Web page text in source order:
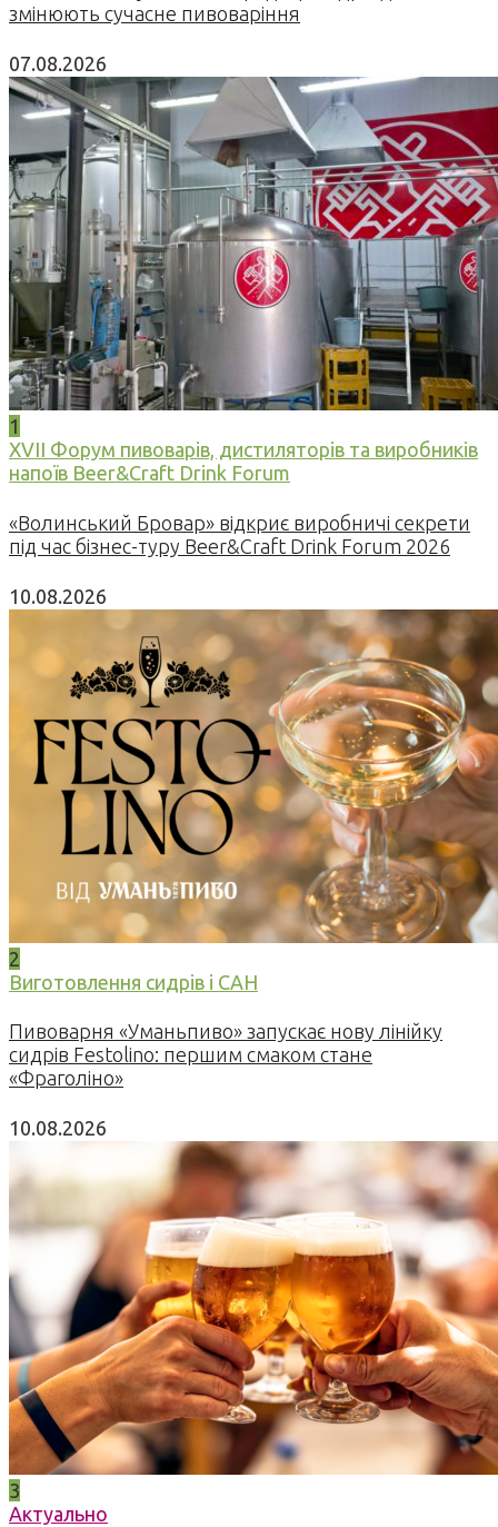
змінюють сучасне пивоваріння
07.08.2026
1
XVII Форум пивоварів, дистиляторів та виробників
напоїв Beer&Craft Drink Forum
«Волинський Бровар» відкриє виробничі секрети
під час бізнес-туру Beer&Craft Drink Forum 2026
10.08.2026
2
Виготовлення сидрів і САН
Пивоварня «Уманьпиво» запускає нову лінійку
сидрів Festolino: першим смаком стане
«Фраголіно»
10.08.2026
3
Актуально